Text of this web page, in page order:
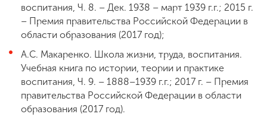
воспитания, Ч. 8. – Дек. 1938 – март 1939 г.г.; 2015 г.
– Премия правительства Российской Федерации в
области образования (2017 год);
А.С. Макаренко. Школа жизни, труда, воспитания.
Учебная книга по истории, теории и практике
воспитания, Ч. 9. – 1888–1939 г.г.; 2017 г. – Премия
правительства Российской Федерации в области
образования (2017 год).